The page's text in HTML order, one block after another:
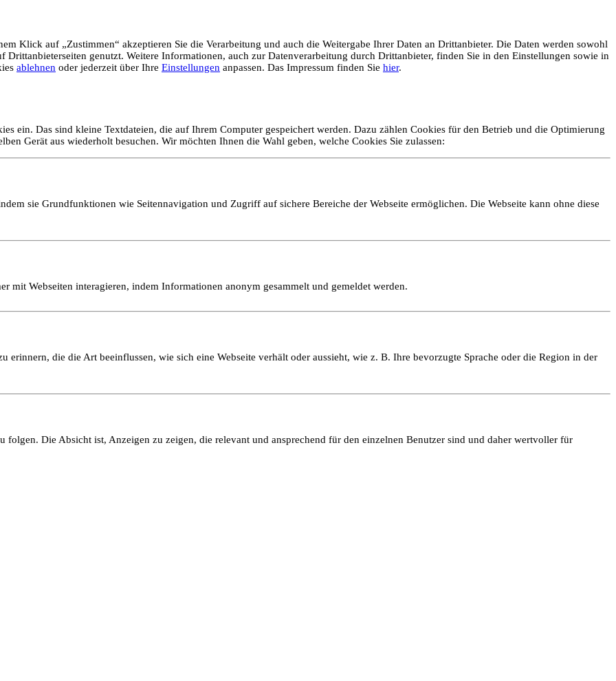
Klick auf „Zustimmen“ akzeptieren Sie die Verarbeitung und auch die Weitergabe Ihrer Daten an Drittanbieter. Die Daten werden sowohl
genutzt. Weitere Informationen, auch zur Datenverarbeitung durch Drittanbieter, finden Sie in den Einstellungen sowie in
ablehnen oder jederzeit über Ihre Einstellungen anpassen. Das Impressum finden Sie hier.
ein. Das sind kleine Textdateien, die auf Ihrem Computer gespeichert werden. Dazu zählen Cookies für den Betrieb und die Optimierung
Gerät aus wiederholt besuchen. Wir möchten Ihnen die Wahl geben, welche Cookies Sie zulassen:
sie Grundfunktionen wie Seitennavigation und Zugriff auf sichere Bereiche der Webseite ermöglichen. Die Webseite kann ohne diese
mit Webseiten interagieren, indem Informationen anonym gesammelt und gemeldet werden.
erinnern, die die Art beeinflussen, wie sich eine Webseite verhält oder aussieht, wie z. B. Ihre bevorzugte Sprache oder die Region in der
folgen. Die Absicht ist, Anzeigen zu zeigen, die relevant und ansprechend für den einzelnen Benutzer sind und daher wertvoller für